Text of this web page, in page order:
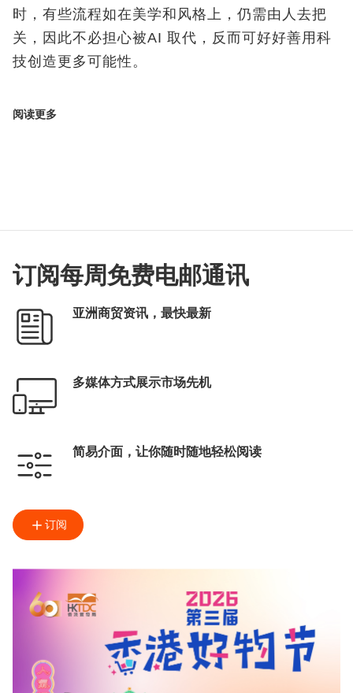
时，有些流程如在美学和风格上，仍需由人去把
关，因此不必担心被AI 取代，反而可好好善用科
技创造更多可能性。
阅读更多
订阅每周免费电邮通讯
亚洲商贸资讯，最快最新
多媒体方式展示市场先机
简易介面，让你随时随地轻松阅读
订阅